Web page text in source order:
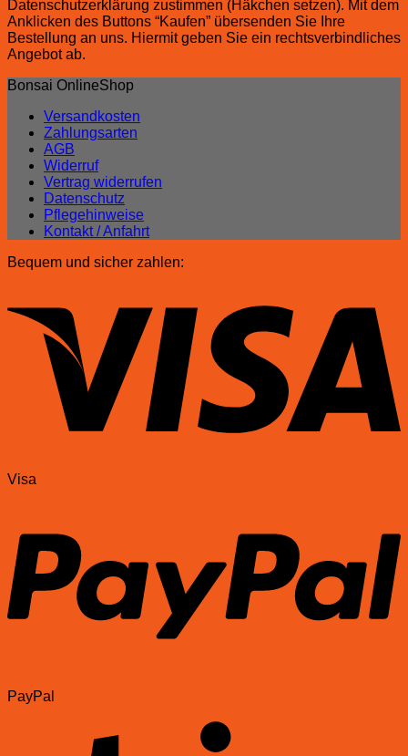
Datenschutzerklärung zustimmen (Häkchen setzen). Mit dem
Anklicken des Buttons “Kaufen” übersenden Sie Ihre
Bestellung an uns. Hiermit geben Sie ein rechtsverbindliches
Angebot ab.
Bonsai OnlineShop
Versandkosten
Zahlungsarten
AGB
Widerruf
Vertrag widerrufen
Datenschutz
Pflegehinweise
Kontakt / Anfahrt
Bequem und sicher zahlen:
Visa
PayPal